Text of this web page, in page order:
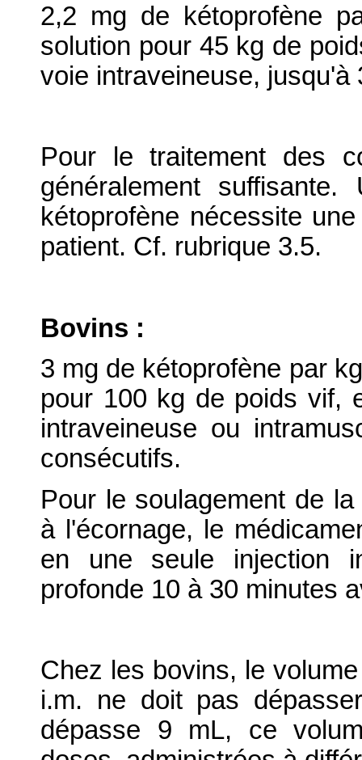
2,2 mg de kétoprofène
solution pour 45 kg de
voie intraveineuse,
Pour le traitement des
généralement
kétoprofène nécessite
patient. Cf. rubrique 3.5.
Bovins :
3 mg de kétoprofène par
pour 100 kg de poids vif,
intraveineuse ou
consécutifs.
Pour le soulagement de
à l'écornage, le
en une seule injection
profonde 10 à 30 minutes
Chez les bovins, le
i.m. ne doit pas
dépasse 9 mL, ce